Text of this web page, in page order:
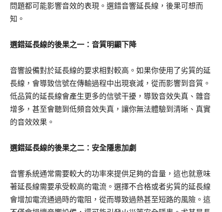
問題都可能影響音效的表現。選錯音響延長線，後果可想而
知。
選錯延長線的後果之一：音質明顯下降
音響設備對於延長線的要求相對較高。如果你使用了劣質的延
長線，會導致信號在傳輸過程中出現衰減，從而影響到音質。
低品質的延長線會產生更多的信號干擾，導致音效失真、雜音
增多，甚至會聽到低頻音效失真，讓你無法體驗到清晰、真實
的音效效果。
選錯延長線的後果之二：安全隱患加劇
音響系統通常需要較大的功率來提供足夠的音量，這也就意味
著延長線需要承受較高的電流。選擇不合格或者劣質的延長線
會增加電流通過時的電阻，從而導致過熱甚至短路的風險。這